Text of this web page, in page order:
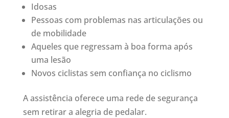
Idosas
Pessoas com problemas nas articulações ou
de mobilidade
Aqueles que regressam à boa forma após
uma lesão
Novos ciclistas sem confiança no ciclismo
A assistência oferece uma rede de segurança
sem retirar a alegria de pedalar.